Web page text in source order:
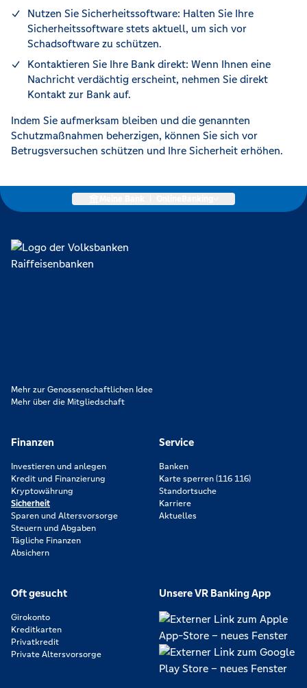
Nutzen Sie Sicherheitssoftware: Halten Sie Ihre
Sicherheitssoftware stets aktuell, um sich vor
Schadsoftware zu schützen.
Kontaktieren Sie Ihre Bank direkt: Wenn Ihnen eine
Nachricht verdächtig erscheint, nehmen Sie direkt
Kontakt zur Bank auf.
Indem Sie aufmerksam bleiben und die genannten
Schutzmaßnahmen beherzigen, können Sie sich vor
Betrugsversuchen schützen und Ihre Sicherheit erhöhen.
Mehr zur Genossenschaftlichen Idee
Mehr über die Mitgliedschaft
Finanzen
Investieren und anlegen
Kredit und Finanzierung
Kryptowährung
Sicherheit
Sparen und Altersvorsorge
Steuern und Abgaben
Tägliche Finanzen
Absichern
Service
Banken
Karte sperren (116 116)
Standortsuche
Karriere
Aktuelles
Oft gesucht
Girokonto
Kreditkarten
Privatkredit
Private Altersvorsorge
Unsere VR Banking App